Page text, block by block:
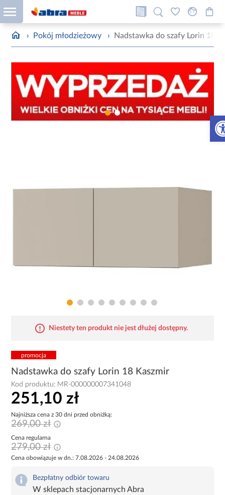
› Pokój młodzieżowy › Nadstawka do szafy Lorin 18
Niestety ten produkt nie jest dłużej dostępny.
promocja
Nadstawka do szafy Lorin 18 Kaszmir
Kod produktu: MR-000000007341048
251,10 zł
Najniższa cena z 30 dni przed obniżką:
269,00 zł
Cena regularna
279,00 zł
Cena obowiązuje w dn.: 7.08.2026 - 24.08.2026
Bezpłatny odbiór towaru
W sklepach stacjonarnych Abra